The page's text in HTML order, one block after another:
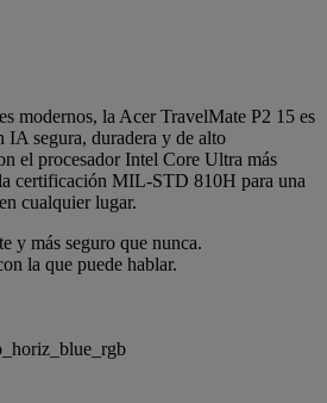
modernos, la Acer TravelMate P2 15 es
IA segura, duradera y de alto
el procesador Intel Core Ultra más
certificación MIL-STD 810H para una
cualquier lugar.
y más seguro que nunca.
la que puede hablar.